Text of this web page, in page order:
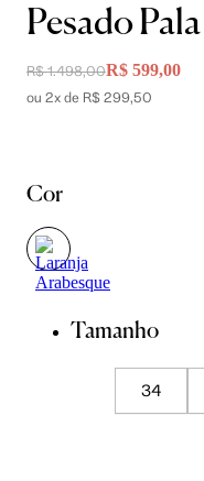
Pesado
R$ 1.498,00R$ 599,00
ou 2x de R$ 299,50
Cor
Tamanho
34